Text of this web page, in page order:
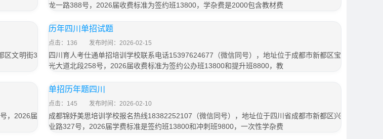
龙一路388号，2026届收费标准为签约班13800，学杂费是2000包含教材费
区文明街3
历年四川单招试题
点击：136 发布时间：2026-02-15
四川育人考仕通单招培训学校联系电话15397624677（微信同号），地址位于成都市新都区宝
光大道北段258号，2026届收费标准为签约公办班13800和提升班8800，教
，2026届
单招历年题四川
点击：145 发布时间：2026-02-10
成都锦妤美思培训学校报名热线18382252107（微信同号），地址位于四川省成都市新都区兴
业路327号，2026届学费标准是签约班13800和冲刺班9800，一次性学杂费